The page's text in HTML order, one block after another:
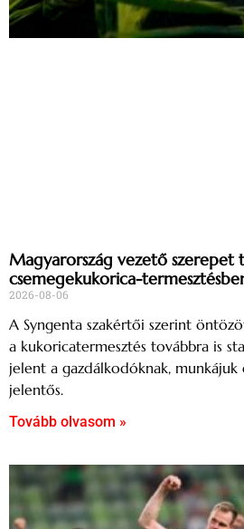
Magyarország vezető szerepet
csemegekukorica-
2026-08-06
A Syngenta szakértői szerint
a kukoricatermesztés továbbra is
jelent a gazdálkodóknak, munkájuk
jelentős.
Tovább olvasom »